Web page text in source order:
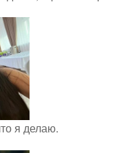
я делаю.